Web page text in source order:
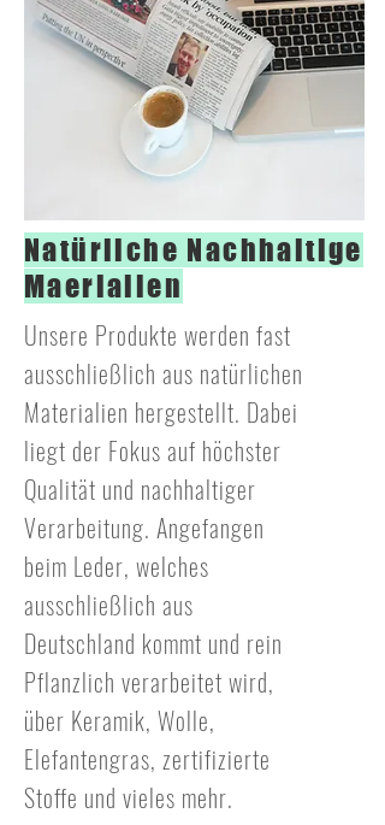
Natürliche Nachhaltige
Maerialien
Unsere Produkte werden fast
ausschließlich aus natürlichen
Materialien hergestellt. Dabei
liegt der Fokus auf höchster
Qualität und nachhaltiger
Verarbeitung. Angefangen
beim Leder, welches
ausschließlich aus
Deutschland kommt und rein
Pflanzlich verarbeitet wird,
über Keramik, Wolle,
Elefantengras, zertifizierte
Stoffe und vieles mehr.